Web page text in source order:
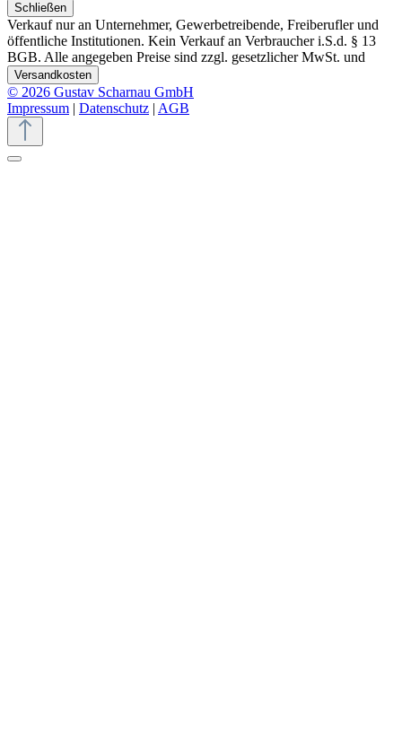
Schließen
Verkauf nur an Unternehmer, Gewerbetreibende, Freiberufler und
öffentliche Institutionen. Kein Verkauf an Verbraucher i.S.d. § 13
BGB. Alle angegeben Preise sind zzgl. gesetzlicher MwSt. und
Versandkosten
© 2026 Gustav Scharnau GmbH
Impressum | Datenschutz | AGB